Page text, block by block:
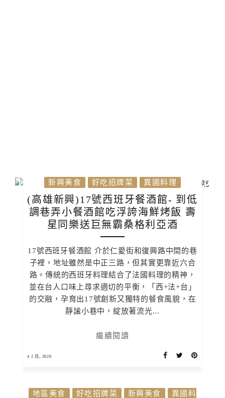
新興美食 好吃招牌菜 異國料理
(高雄新興)17號西班牙餐酒館- 到低
調巷弄小餐酒館吃浮誇海鮮烤飯 壽
星同樂送巨無霸桑格利亞酒
17號西班牙餐酒館 介於仁愛街和復興路中間的巷
子裡，地址雖然是中正三路，但其實更靠近六合
路。傳統的西班牙料理結合了法國料理的精神，
並在台人口味上尋求適切的平衡，「西+法+台」
的交融，孕育出17號創新又獨特的餐食風貌，在
靜謐小巷中，綻放著流光...
繼續閱讀
4 2 月, 2020
地區美食 好吃招牌菜 新興美食
異國料